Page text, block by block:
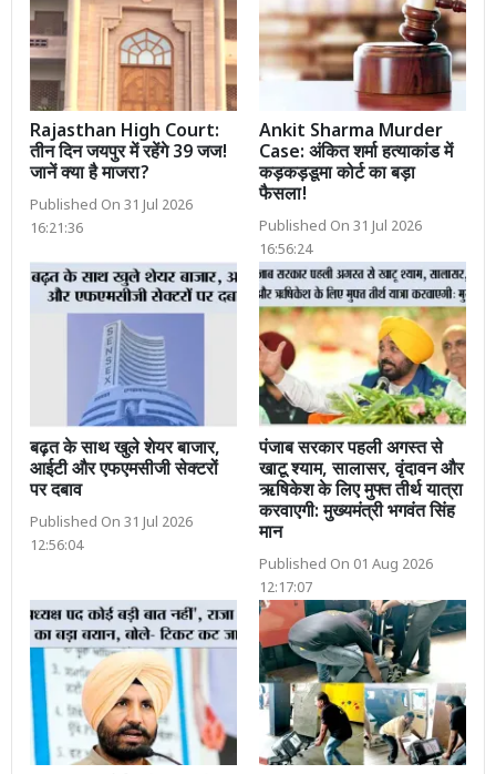
Rajasthan High Court:
तीन दिन जयपुर में रहेंगे 39 जज!
जानें क्या है माजरा?
Published On 31 Jul 2026
16:21:36
Ankit Sharma Murder
Case: अंकित शर्मा हत्याकांड में
कड़कड़डूमा कोर्ट का बड़ा
फैसला!
Published On 31 Jul 2026
16:56:24
बढ़त के साथ खुले शेयर बाजार,
आईटी और एफएमसीजी सेक्टरों
पर दबाव
Published On 31 Jul 2026
12:56:04
पंजाब सरकार पहली अगस्त से
खाटू श्याम, सालासर, वृंदावन और
ऋषिकेश के लिए मुफ्त तीर्थ यात्रा
करवाएगी: मुख्यमंत्री भगवंत सिंह
मान
Published On 01 Aug 2026
12:17:07